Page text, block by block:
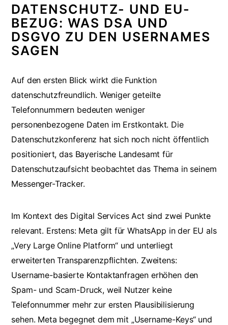
DATENSCHUTZ- UND EU-
BEZUG: WAS DSA UND
DSGVO ZU DEN USERNAMES
SAGEN
Auf den ersten Blick wirkt die Funktion
datenschutzfreundlich. Weniger geteilte
Telefonnummern bedeuten weniger
personenbezogene Daten im Erstkontakt. Die
Datenschutzkonferenz hat sich noch nicht öffentlich
positioniert, das Bayerische Landesamt für
Datenschutzaufsicht beobachtet das Thema in seinem
Messenger-Tracker.
Im Kontext des Digital Services Act sind zwei Punkte
relevant. Erstens: Meta gilt für WhatsApp in der EU als
„Very Large Online Platform“ und unterliegt
erweiterten Transparenzpflichten. Zweitens:
Username-basierte Kontaktanfragen erhöhen den
Spam- und Scam-Druck, weil Nutzer keine
Telefonnummer mehr zur ersten Plausibilisierung
sehen. Meta begegnet dem mit „Username-Keys“ und